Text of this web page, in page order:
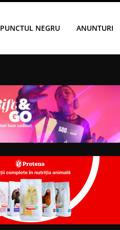
PUNCTUL NEGRU ANUNTURI